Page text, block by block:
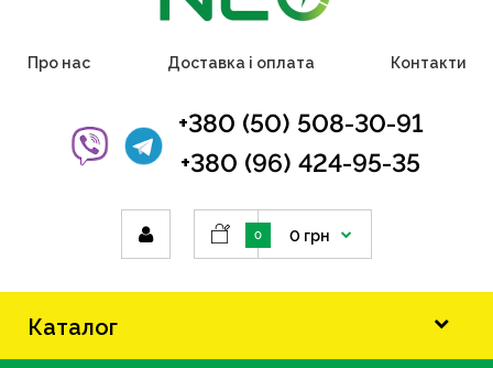
Про нас Доставка і оплата Контакти
+380 (50) 508-30-91
+380 (96) 424-95-35
0 0 грн
Каталог